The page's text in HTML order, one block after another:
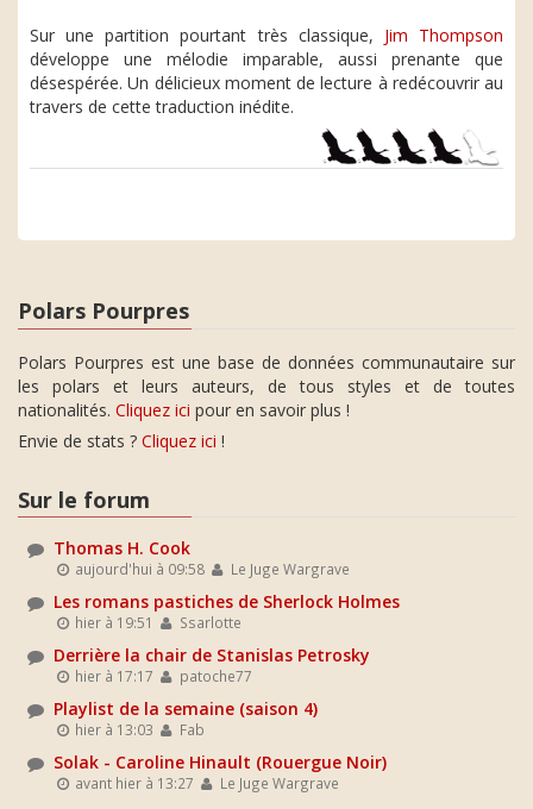
Sur une partition pourtant très classique, Jim Thompson
développe une mélodie imparable, aussi prenante que
désespérée. Un délicieux moment de lecture à redécouvrir au
travers de cette traduction inédite.
Polars Pourpres
Polars Pourpres est une base de données communautaire sur
les polars et leurs auteurs, de tous styles et de toutes
nationalités. Cliquez ici pour en savoir plus !
Envie de stats ? Cliquez ici !
Sur le forum
Thomas H. Cook
aujourd'hui à 09:58 Le Juge Wargrave
Les romans pastiches de Sherlock Holmes
hier à 19:51 Ssarlotte
Derrière la chair de Stanislas Petrosky
hier à 17:17 patoche77
Playlist de la semaine (saison 4)
hier à 13:03 Fab
Solak - Caroline Hinault (Rouergue Noir)
avant hier à 13:27 Le Juge Wargrave